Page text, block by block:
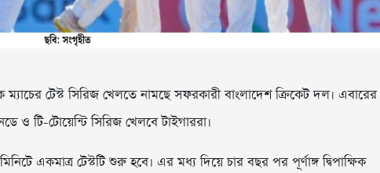
টেস্ট সিরিজ খেলতে নামছে সফরকারী বাংলাদেশ ক্রিকেট দল। এবারের
ও টি-টোয়েন্টি সিরিজ খেলবে টাইগাররা।
একমাত্র টেস্টটি শুরু হবে। এর মধ্য দিয়ে চার বছর পর পূর্ণাঙ্গ দ্বিপাক্ষিক